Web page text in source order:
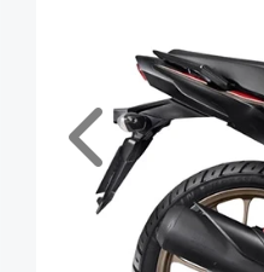
Anterior